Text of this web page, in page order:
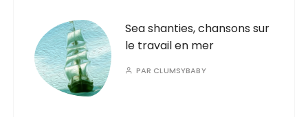
Sea shanties, chansons sur
le travail en mer
PAR CLUMSYBABY